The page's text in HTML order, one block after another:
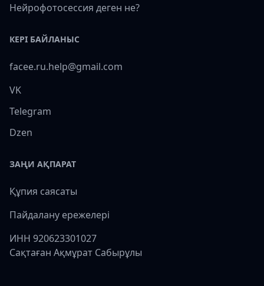
Нейрофотосессия деген не?
КЕРІ БАЙЛАНЫС
facee.ru.help@gmail.com
VK
Telegram
Dzen
ЗАҢИ АҚПАРАТ
Құпия саясаты
Пайдалану ережелері
ИНН 920623301027
Сақтаған Ақмұрат Сабырұлы